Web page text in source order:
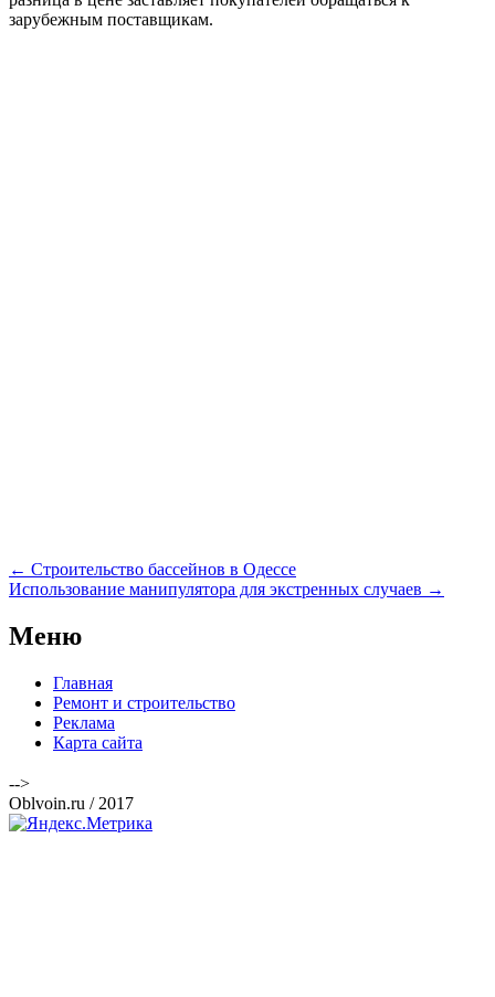
зарубежным поставщикам.
Навигация
по
← Строительство бассейнов в Одессе
Использование манипулятора для экстренных случаев →
Меню
Главная
Ремонт и строительство
Реклама
Карта сайта
-->
Oblvoin.ru / 2017